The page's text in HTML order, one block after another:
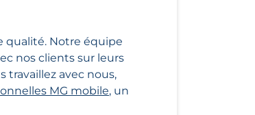
qualité. Notre équipe
nos clients sur leurs
travaillez avec nous,
MG mobile, un